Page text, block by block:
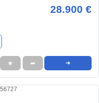
28.900 €
★ ➦ ➜